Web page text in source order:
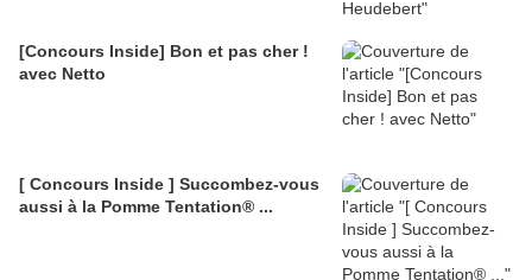
[Concours Inside] Bon et pas cher !
avec Netto
[ Concours Inside ] Succombez-vous
aussi à la Pomme Tentation® ...